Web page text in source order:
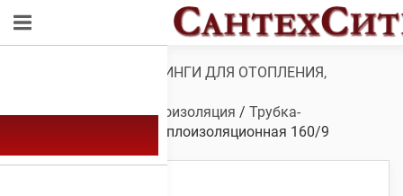
ТРУБЫ И ФИТИНГИ ДЛЯ ОТОПЛЕНИЯ,
КАНАЛИЗАЦИИ/Теплоизоляция / Трубка-
/ Трубка теплоизоляционная 160/9